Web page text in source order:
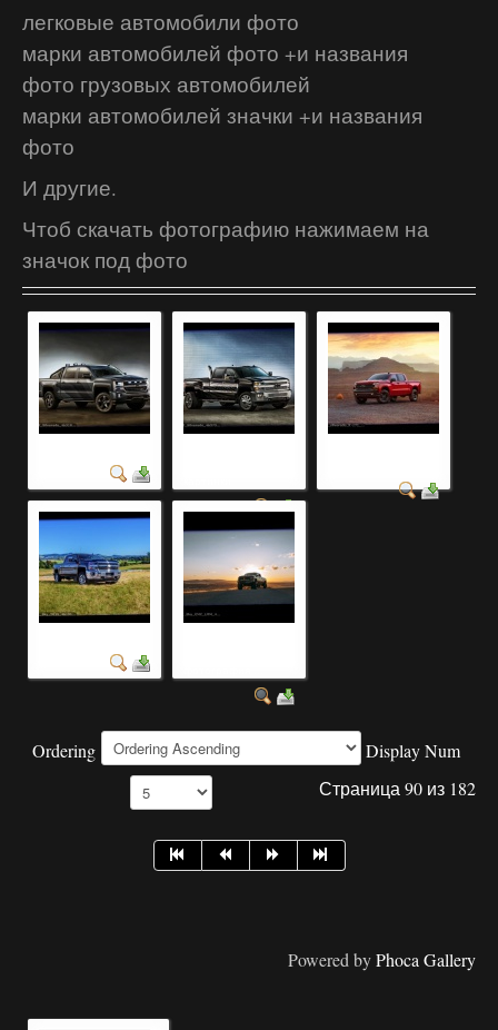
легковые автомобили фото
марки автомобилей фото +и названия
фото грузовых автомобилей
марки автомобилей значки +и названия
фото
И другие.
Чтоб скачать фотографию нажимаем на
значок под фото
Ordering
Display Num
Страница 90 из 182
Powered byPhoca Gallery